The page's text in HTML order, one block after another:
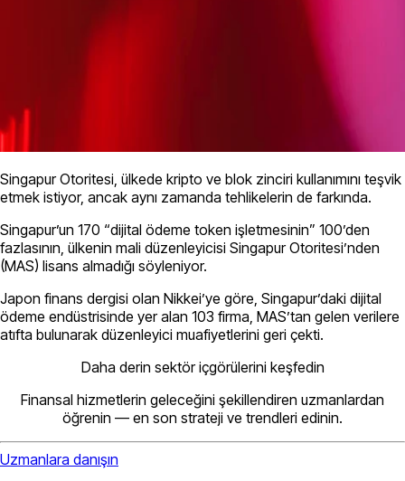
Singapur Otoritesi, ülkede kripto ve blok zinciri kullanımını teşvik
etmek istiyor, ancak aynı zamanda tehlikelerin de farkında.
Singapur’un 170 “dijital ödeme token işletmesinin” 100’den
fazlasının, ülkenin mali düzenleyicisi Singapur Otoritesi’nden
(MAS) lisans almadığı söyleniyor.
Japon finans dergisi olan Nikkei’ye göre, Singapur’daki dijital
ödeme endüstrisinde yer alan 103 firma, MAS’tan gelen verilere
atıfta bulunarak düzenleyici muafiyetlerini geri çekti.
Daha derin sektör içgörülerini keşfedin
Finansal hizmetlerin geleceğini şekillendiren uzmanlardan
öğrenin — en son strateji ve trendleri edinin.
Uzmanlara danışın